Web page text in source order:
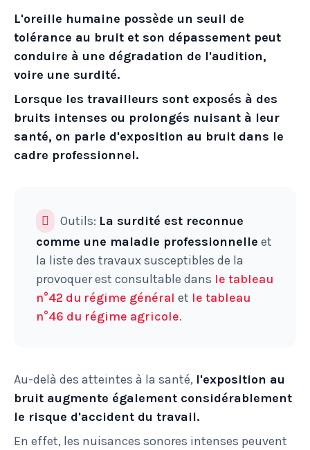
L'oreille humaine possède un seuil de
tolérance au bruit et son dépassement peut
conduire à une dégradation de l'audition,
voire une surdité.
Lorsque les travailleurs sont exposés à des
bruits intenses ou prolongés nuisant à leur
santé, on parle d'exposition au bruit dans le
cadre professionnel.
Outils: La surdité est reconnue
comme une maladie professionnelle et
la liste des travaux susceptibles de la
provoquer est consultable dans le tableau
n°42 du régime général et le tableau
n°46 du régime agricole.
Au-delà des atteintes à la santé, l'exposition au
bruit augmente également considérablement
le risque d'accident du travail.
En effet, les nuisances sonores intenses peuvent